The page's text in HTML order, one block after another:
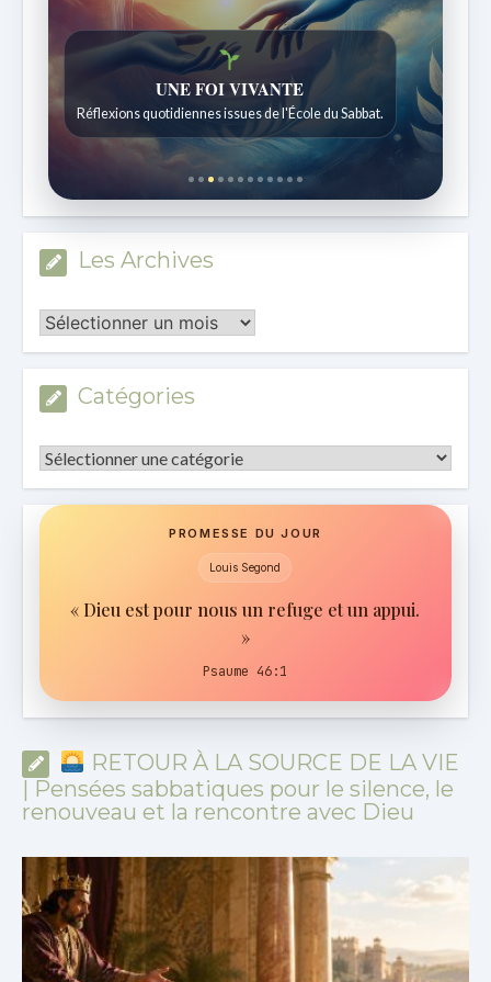
UNE FOI VIVANTE
Réflexions quotidiennes issues de l'École du Sabbat.
Les Archives
Les
Archives
Catégories
Catégories
PROMESSE DU JOUR
Louis Segond
« Dieu est pour nous un refuge et un appui.
»
Psaume 46:1
RETOUR À LA SOURCE DE LA VIE
| Pensées sabbatiques pour le silence, le
renouveau et la rencontre avec Dieu